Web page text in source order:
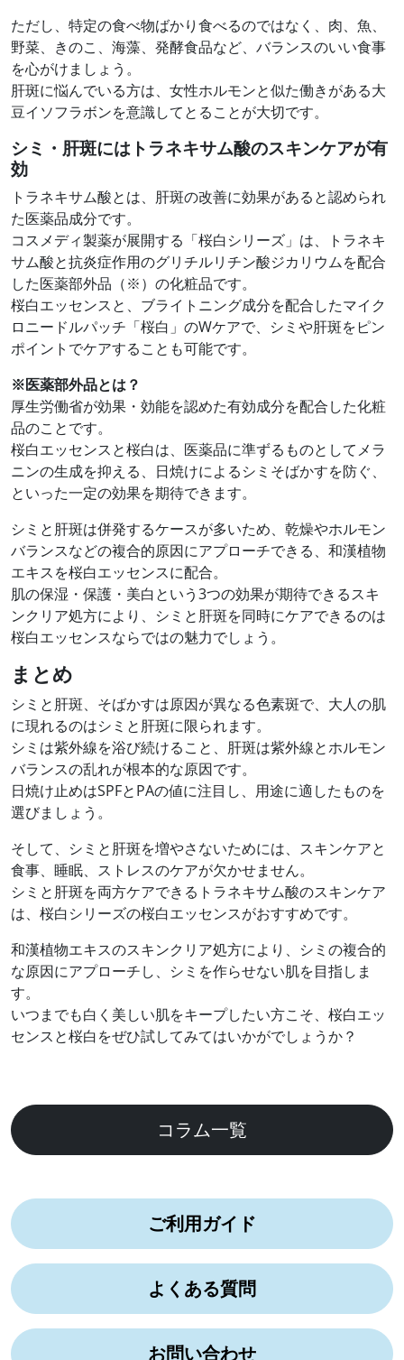
ただし、特定の食べ物ばかり食べるのではなく、肉、魚、
野菜、きのこ、海藻、発酵食品など、バランスのいい食事
を心がけましょう。
肝斑に悩んでいる方は、女性ホルモンと似た働きがある大
豆イソフラボンを意識してとることが大切です。
シミ・肝斑にはトラネキサム酸のスキンケアが有
効
トラネキサム酸とは、肝斑の改善に効果があると認められ
た医薬品成分です。
コスメディ製薬が展開する「桜白シリーズ」は、トラネキ
サム酸と抗炎症作用のグリチルリチン酸ジカリウムを配合
した医薬部外品（※）の化粧品です。
桜白エッセンスと、ブライトニング成分を配合したマイク
ロニードルパッチ「桜白」のWケアで、シミや肝斑をピン
ポイントでケアすることも可能です。
※医薬部外品とは？
厚生労働省が効果・効能を認めた有効成分を配合した化粧
品のことです。
桜白エッセンスと桜白は、医薬品に準ずるものとしてメラ
ニンの生成を抑える、日焼けによるシミそばかすを防ぐ、
といった一定の効果を期待できます。
シミと肝斑は併発するケースが多いため、乾燥やホルモン
バランスなどの複合的原因にアプローチできる、和漢植物
エキスを桜白エッセンスに配合。
肌の保湿・保護・美白という3つの効果が期待できるスキ
ンクリア処方により、シミと肝斑を同時にケアできるのは
桜白エッセンスならではの魅力でしょう。
まとめ
シミと肝斑、そばかすは原因が異なる色素斑で、大人の肌
に現れるのはシミと肝斑に限られます。
シミは紫外線を浴び続けること、肝斑は紫外線とホルモン
バランスの乱れが根本的な原因です。
日焼け止めはSPFとPAの値に注目し、用途に適したものを
選びましょう。
そして、シミと肝斑を増やさないためには、スキンケアと
食事、睡眠、ストレスのケアが欠かせません。
シミと肝斑を両方ケアできるトラネキサム酸のスキンケア
は、桜白シリーズの桜白エッセンスがおすすめです。
和漢植物エキスのスキンクリア処方により、シミの複合的
な原因にアプローチし、シミを作らせない肌を目指しま
す。
いつまでも白く美しい肌をキープしたい方こそ、桜白エッ
センスと桜白をぜひ試してみてはいかがでしょうか？
コラム一覧
ご利用ガイド
よくある質問
お問い合わせ